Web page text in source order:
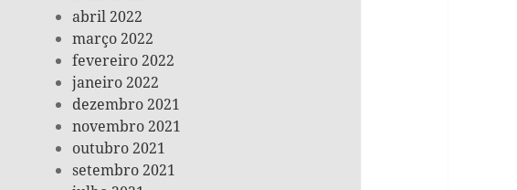
abril 2022
março 2022
fevereiro 2022
janeiro 2022
dezembro 2021
novembro 2021
outubro 2021
setembro 2021